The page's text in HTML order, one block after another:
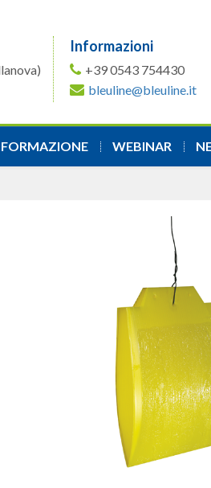
Informazioni
+39 0543 754430
bleuline@bleuline.it
FORMAZIONE WEBINAR